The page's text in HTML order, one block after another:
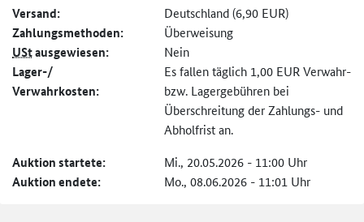
Versand: Deutschland (6,90 EUR)
Zahlungs­methoden: Überweisung
UStausgewiesen: Nein
Lager-/
Verwahrkosten:
Es fallen täglich 1,00 EUR Verwahr-
bzw. Lagergebühren bei
Überschreitung der Zahlungs- und
Abholfrist an.
Auktion startete: Mi., 20.05.2026 - 11:00 Uhr
Auktion endete: Mo., 08.06.2026 - 11:01 Uhr